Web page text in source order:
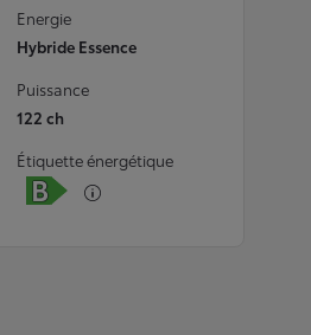
Energie
Hybride Essence
Puissance
122 ch
Étiquette énergétique